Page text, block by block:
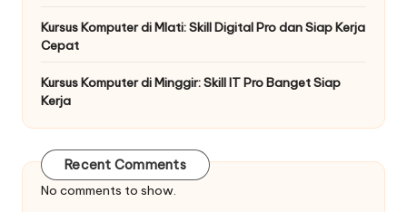
Kursus Komputer di Mlati: Skill Digital Pro dan Siap Kerja
Cepat
Kursus Komputer di Minggir: Skill IT Pro Banget Siap
Kerja
Recent Comments
No comments to show.